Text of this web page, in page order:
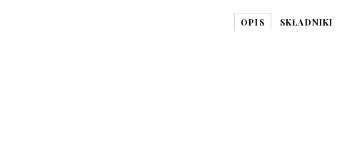
OPIS SKŁADNIKI